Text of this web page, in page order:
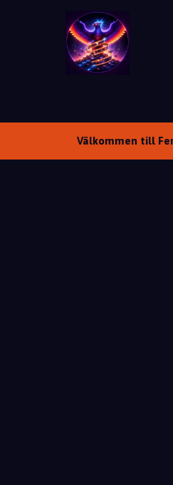
Välkommen till